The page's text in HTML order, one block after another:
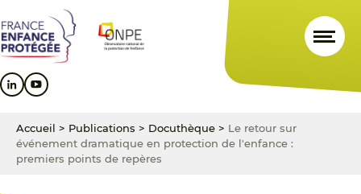
au
contenu
principal
au
menu
principal
au
pied
de
Accueil > Publications > Docuthèque > Le retour sur
événement dramatique en protection de l'enfance :
premiers points de repères